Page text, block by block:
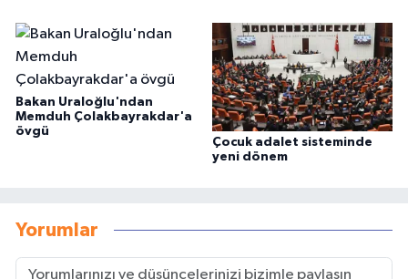
Bakan Uraloğlu'ndan
Memduh Çolakbayrakdar'a
övgü
Çocuk adalet sisteminde
yeni dönem
Yorumlar